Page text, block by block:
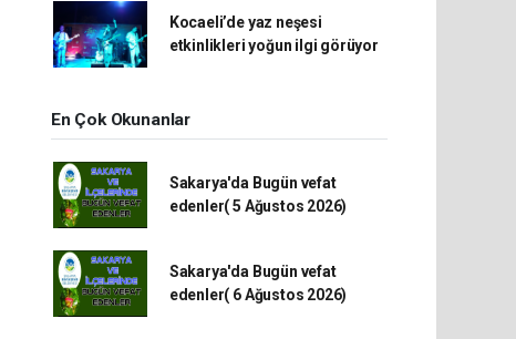
Kocaeli’de yaz neşesi
etkinlikleri yoğun ilgi görüyor
En Çok Okunanlar
Sakarya'da Bugün vefat
edenler( 5 Ağustos 2026)
Sakarya'da Bugün vefat
edenler( 6 Ağustos 2026)